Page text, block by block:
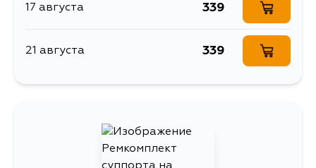
17 августа 339
21 августа 339